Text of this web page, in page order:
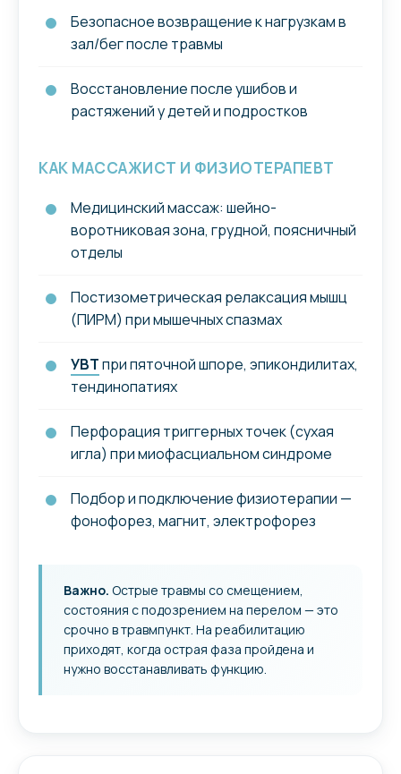
Безопасное возвращение к нагрузкам в
зал/бег после травмы
Восстановление после ушибов и
растяжений у детей и подростков
КАК МАССАЖИСТ И ФИЗИОТЕРАПЕВТ
Медицинский массаж: шейно-
воротниковая зона, грудной, поясничный
отделы
Постизометрическая релаксация мышц
(ПИРМ) при мышечных спазмах
УВТпри пяточной шпоре, эпикондилитах,
тендинопатиях
Перфорация триггерных точек (сухая
игла) при миофасциальном синдроме
Подбор и подключение физиотерапии —
фонофорез, магнит, электрофорез
Важно. Острые травмы со смещением,
состояния с подозрением на перелом — это
срочно в травмпункт. На реабилитацию
приходят, когда острая фаза пройдена и
нужно восстанавливать функцию.